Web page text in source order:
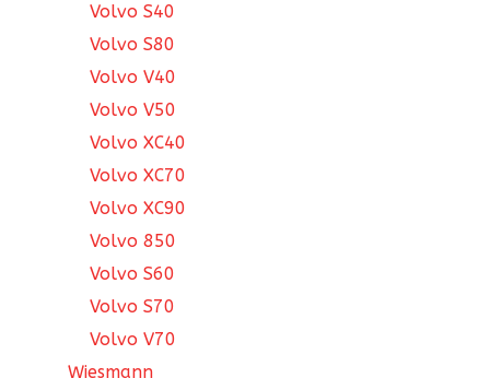
Volvo S40
Volvo S80
Volvo V40
Volvo V50
Volvo XC40
Volvo XC70
Volvo XC90
Volvo 850
Volvo S60
Volvo S70
Volvo V70
Wiesmann